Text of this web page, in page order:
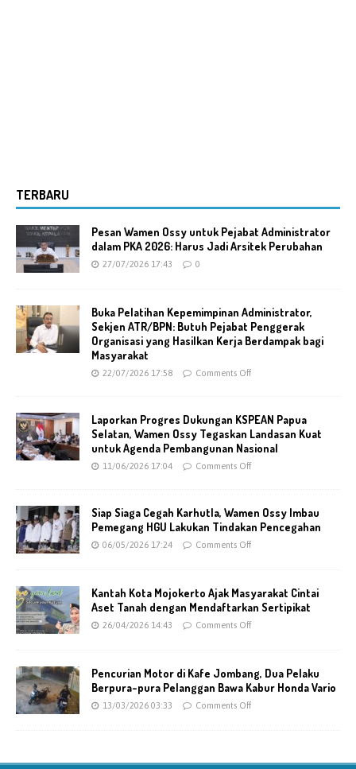
TERBARU
Pesan Wamen Ossy untuk Pejabat Administrator
dalam PKA 2026: Harus Jadi Arsitek Perubahan
27/07/2026 17:43 0
Buka Pelatihan Kepemimpinan Administrator,
Sekjen ATR/BPN: Butuh Pejabat Penggerak
Organisasi yang Hasilkan Kerja Berdampak bagi
Masyarakat
22/07/2026 17:58 Comments Off
Laporkan Progres Dukungan KSPEAN Papua
Selatan, Wamen Ossy Tegaskan Landasan Kuat
untuk Agenda Pembangunan Nasional
11/06/2026 17:04 Comments Off
Siap Siaga Cegah Karhutla, Wamen Ossy Imbau
Pemegang HGU Lakukan Tindakan Pencegahan
06/05/2026 17:24 Comments Off
Kantah Kota Mojokerto Ajak Masyarakat Cintai
Aset Tanah dengan Mendaftarkan Sertipikat
26/04/2026 14:43 Comments Off
Pencurian Motor di Kafe Jombang, Dua Pelaku
Berpura-pura Pelanggan Bawa Kabur Honda Vario
13/03/2026 03:33 Comments Off